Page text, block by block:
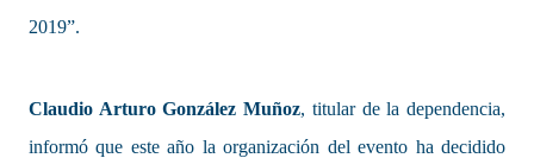
2019”.
Claudio Arturo González Muñoz, titular de la dependencia,
informó que este año la organización del evento ha decidido